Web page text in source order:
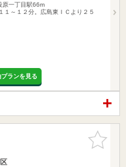
原一丁目駅66m
１～１２分。広島東ＩＣより２５
ランを見る
お気に入
りに追加